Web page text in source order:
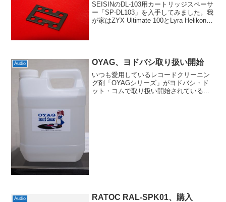
SEISINのDL-103用カートリッジスペーサ
ー「SP-DL103」を入手してみました。我
が家はZYX Ultimate 100とLyra Helikon、
Audio OYAG、ヨドバシ取り扱い開始
いつも愛用しているレコードクリーニン
グ剤「OYAGシリーズ」がヨドバシ・ド
ット・コムで取り扱い開始されているの
Audio RATOC RAL-SPK01、購入